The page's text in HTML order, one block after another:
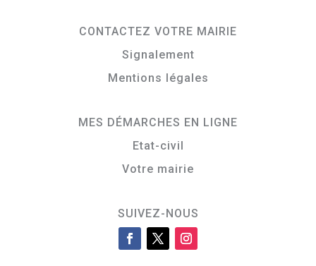
CONTACTEZ VOTRE MAIRIE
Signalement
Mentions légales
MES DÉMARCHES EN LIGNE
Etat-civil
Votre mairie
SUIVEZ-NOUS